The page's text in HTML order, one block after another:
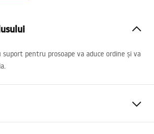
suport pentru prosoape va aduce ordine și va